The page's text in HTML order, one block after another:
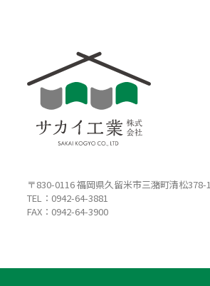
〒830-0116 福岡県久留米市三潴町清松378-1
TEL： 0942-64-3881
FAX：0942-64-3900